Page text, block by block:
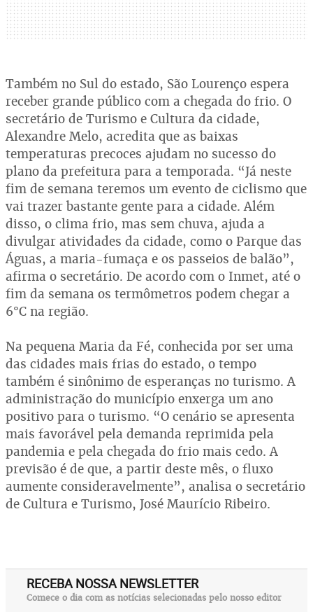
Também no Sul do estado, São Lourenço espera
receber grande público com a chegada do frio. O
secretário de Turismo e Cultura da cidade,
Alexandre Melo, acredita que as baixas
temperaturas precoces ajudam no sucesso do
plano da prefeitura para a temporada. “Já neste
fim de semana teremos um evento de ciclismo que
vai trazer bastante gente para a cidade. Além
disso, o clima frio, mas sem chuva, ajuda a
divulgar atividades da cidade, como o Parque das
Águas, a maria-fumaça e os passeios de balão”,
afirma o secretário. De acordo com o Inmet, até o
fim da semana os termômetros podem chegar a
6°C na região.
Na pequena Maria da Fé, conhecida por ser uma
das cidades mais frias do estado, o tempo
também é sinônimo de esperanças no turismo. A
administração do município enxerga um ano
positivo para o turismo. “O cenário se apresenta
mais favorável pela demanda reprimida pela
pandemia e pela chegada do frio mais cedo. A
previsão é de que, a partir deste mês, o fluxo
aumente consideravelmente”, analisa o secretário
de Cultura e Turismo, José Maurício Ribeiro.
RECEBA NOSSA NEWSLETTER
Comece o dia com as notícias selecionadas pelo nosso editor